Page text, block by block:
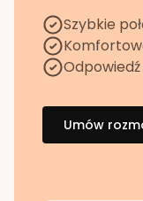
Szybkie
Umów